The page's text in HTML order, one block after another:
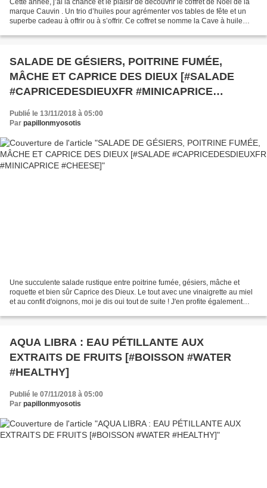
marque Cauvin . Un trio d’huiles pour agrémenter vos tables de fête et un
superbe cadeau à offrir ou à s’offrir. Ce coffret se nomme la Cave à huile
SALADE DE GÉSIERS, POITRINE FUMÉE,
MÂCHE ET CAPRICE DES DIEUX [#SALADE
#CAPRICEDESDIEUXFR #MINICAPRICE
Publié le 13/11/2018 à 05:00
Par papillonmyosotis
Une succulente salade rustique entre poitrine fumée, gésiers, mâche et
roquette et bien sûr Caprice des Dieux. Le tout avec une vinaigrette au miel
et au confit d'oignons, moi je dis oui tout de suite ! J'en profite également
AQUA LIBRA : EAU PÉTILLANTE AUX
EXTRAITS DE FRUITS [#BOISSON #WATER
#HEALTHY]
Publié le 07/11/2018 à 05:00
Par papillonmyosotis